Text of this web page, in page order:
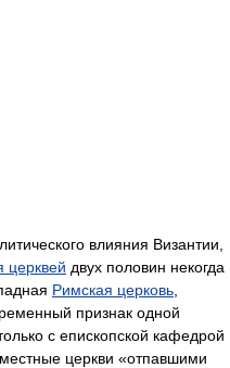
влияния Византии,
церквей двух половин некогда
Римская церковь
признак одной
с епископской кафедрой
церкви «отпавшими